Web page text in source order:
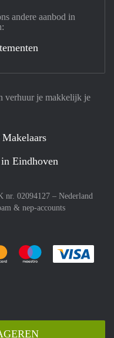
verhuur je makkelijk je
Eindhoven
nr. 02094127 – Nederland
& nep-accounts
gemakkelijk af met Paypal
Je rekent gemakkelijk af met
Je rekent
andere aanbod in